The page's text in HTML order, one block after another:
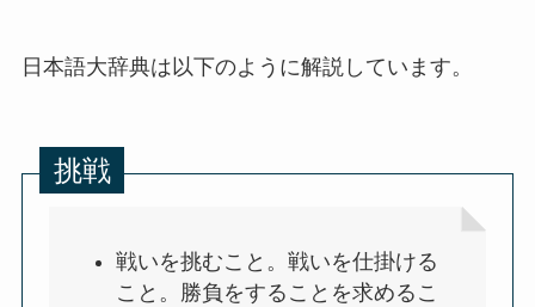
日本語大辞典は以下のように解説しています。
挑戦
戦いを挑むこと。戦いを仕掛ける
こと。勝負をすることを求めるこ